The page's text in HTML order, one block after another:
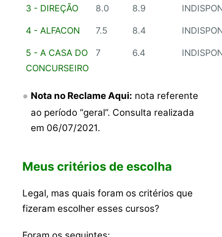
3 - DIREÇÃO 8.0 8.9
4 - ALFACON 7.5 8.4
5 - A CASA DO
CONCURSEIRO
7 6.4
Nota no Reclame Aqui: nota referente
ao período “geral”. Consulta realizada
em 06/07/2021.
Meus critérios de escolha
Legal, mas quais foram os critérios que
fizeram escolher esses cursos?